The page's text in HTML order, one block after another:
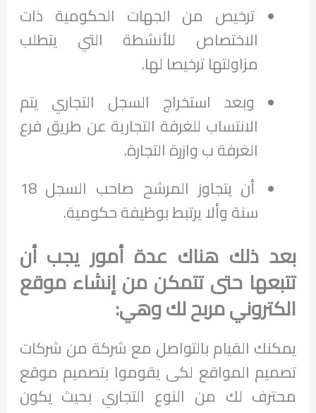
ترخيص من الجهات الحكومية ذات
الاختصاص للأنشطة التي يتطلب
مزاولتها ترخيصا لها.
وبعد استخراج السجل التجاري يتم
الانتساب للغرفة التجارية عن طريق فرع
الغرفة ب وازرة التجارة.
أن يتجاوز المرشح صاحب السجل 18
سنة وألا يرتبط بوظيفة حكومية.
بعد ذلك هناك عدة أمور يجب أن
تتبعها حتى تتمكن من إنشاء موقع
الكتروني مربح لك وهي:
يمكنك القيام بالتواصل مع شركة من شركات
تصميم المواقع لكى يقوموا بتصميم موقع
محترف لك من النوع التجاري بحيث يكون